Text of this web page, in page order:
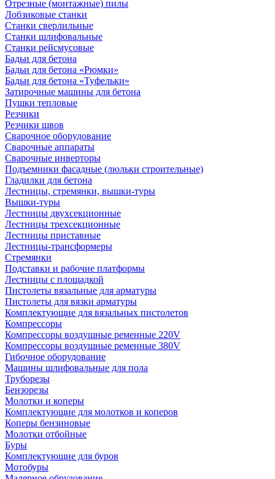
Отрезные (монтажные) пилы
Лобзиковые станки
Станки сверлильные
Станки шлифовальные
Станки рейсмусовые
Бадьи для бетона
Бадьи для бетона «Рюмки»
Бадьи для бетона «Туфельки»
Затирочные машины для бетона
Пушки тепловые
Резчики
Резчики швов
Сварочное оборудование
Сварочные аппараты
Сварочные инверторы
Подъемники фасадные (люльки строительные)
Гладилки для бетона
Лестницы, стремянки, вышки-туры
Вышки-туры
Лестницы двухсекционные
Лестницы трехсекционные
Лестницы приставные
Лестницы-трансформеры
Стремянки
Подставки и рабочие платформы
Лестницы с площадкой
Пистолеты вязальные для арматуры
Пистолеты для вязки арматуры
Комплектующие для вязальных пистолетов
Компрессоры
Компрессоры воздушные ременные 220V
Компрессоры воздушные ременные 380V
Гибочное оборудование
Машины шлифовальные для пола
Труборезы
Бензорезы
Молотки и коперы
Комплектующие для молотков и коперов
Коперы бензиновые
Молотки отбойные
Буры
Комплектующие для буров
Мотобуры